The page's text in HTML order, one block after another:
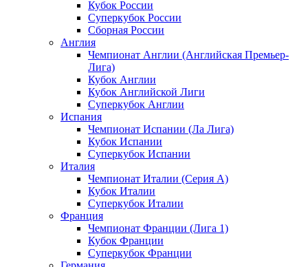
Кубок России
Суперкубок России
Сборная России
Англия
Чемпионат Англии (Английская Премьер-
Лига)
Кубок Англии
Кубок Английской Лиги
Суперкубок Англии
Испания
Чемпионат Испании (Ла Лига)
Кубок Испании
Суперкубок Испании
Италия
Чемпионат Италии (Серия А)
Кубок Италии
Суперкубок Италии
Франция
Чемпионат Франции (Лига 1)
Кубок Франции
Суперкубок Франции